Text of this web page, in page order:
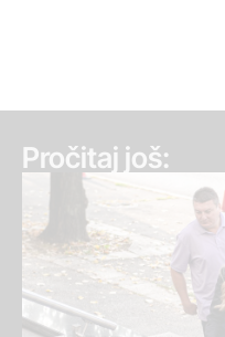
Pročitaj još: